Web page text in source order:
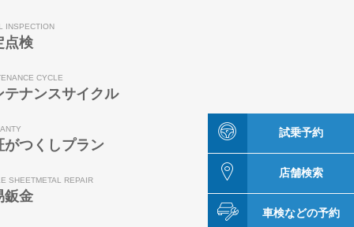
試乗予約
店舗検索
車検などの予約
INSPECTION
点検
CYCLE
テナンスサイクル
がつくしプラン
SHEETMETAL REPAIR
鈑金